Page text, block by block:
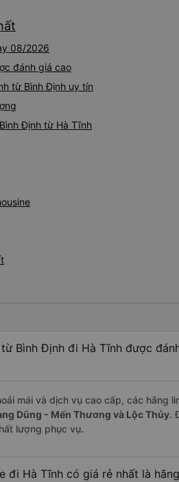
ký. Nhân viên chuyên
08/2026
đánh giá cao
từ Bình Định uy tín
Định từ Hà Tĩnh
Bình Định đi Hà Tĩnh được
mái và dịch vụ cao cấp, các hãng
Dũng - Mến Thương và Lộc Thủy.
lượng phục vụ.
đi Hà Tĩnh có giá rẻ nhất là